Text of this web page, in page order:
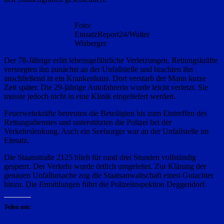
Foto:
EinsatzReport24/Walter
Wisberger
Der 78-Jährige erlitt lebensgefährliche Verletzungen. Rettungskräfte
versorgten ihn zunächst an der Unfallstelle und brachten ihn
anschließend in ein Krankenhaus. Dort verstarb der Mann kurze
Zeit später. Die 29-jährige Autofahrerin wurde leicht verletzt. Sie
musste jedoch nicht in eine Klinik eingeliefert werden.
Feuerwehrkräfte betreuten die Beteiligten bis zum Eintreffen des
Rettungsdienstes und unterstützten die Polizei bei der
Verkehrslenkung. Auch ein Seelsorger war an der Unfallstelle im
Einsatz.
Die Staatsstraße 2125 blieb für rund drei Stunden vollständig
gesperrt. Der Verkehr wurde örtlich umgeleitet. Zur Klärung der
genauen Unfallursache zog die Staatsanwaltschaft einen Gutachter
hinzu. Die Ermittlungen führt die Polizeiinspektion Deggendorf.
Teilen mit: